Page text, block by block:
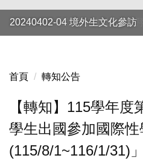
20250402 國際生企業參訪-漢翔
20240402-04 境外生文化參訪
首頁 轉知公告
【轉知】115學年
學生出國參加國際
(115/8/1~116/1/31)